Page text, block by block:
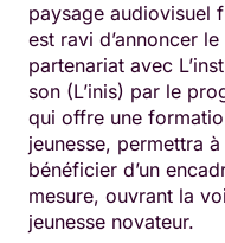
paysage audiovisuel
est ravi d’annoncer
partenariat avec
son (L’inis) par le
qui offre une
jeunesse, permettra
bénéficier d’un
mesure, ouvrant la
jeunesse novateur.